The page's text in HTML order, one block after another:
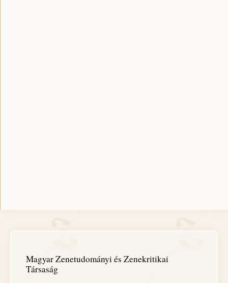
Magyar Zenetudományi és Zenekritikai
Társaság